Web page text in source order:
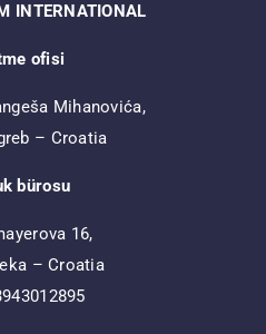
INTERNATIONAL
ofisi
Mihanovića,
– Croatia
bürosu
16,
– Croatia